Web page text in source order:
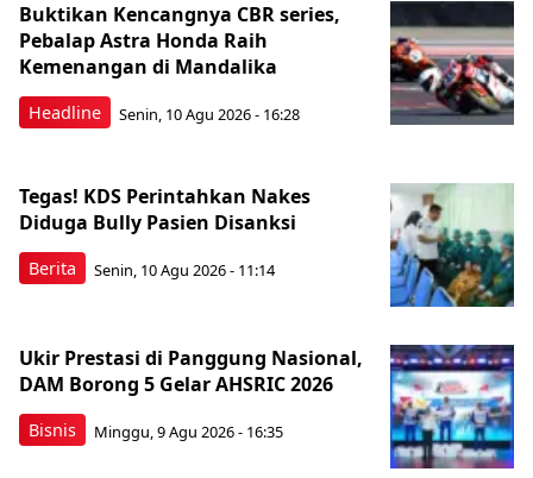
Headline
Buktikan Kencangnya CBR series,
Pebalap Astra Honda Raih
Kemenangan di Mandalika
Senin, 10 Agu 2026 - 16:28
Berita
Tegas! KDS Perintahkan Nakes
Diduga Bully Pasien Disanksi
Senin, 10 Agu 2026 - 11:14
Bisnis
Ukir Prestasi di Panggung Nasional,
DAM Borong 5 Gelar AHSRIC 2026
Minggu, 9 Agu 2026 - 16:35